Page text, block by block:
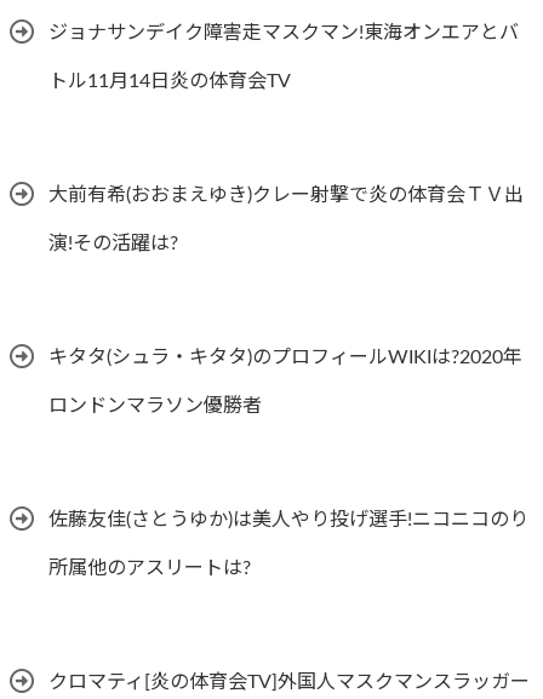
ジョナサンデイク障害走マスクマン!東海オンエアとバ
トル11月14日炎の体育会TV
大前有希(おおまえゆき)クレー射撃で炎の体育会ＴＶ出
演!その活躍は?
キタタ(シュラ・キタタ)のプロフィールWIKIは?2020年
ロンドンマラソン優勝者
佐藤友佳(さとうゆか)は美人やり投げ選手!ニコニコのり
所属他のアスリートは?
クロマティ[炎の体育会TV]外国人マスクマンスラッガー